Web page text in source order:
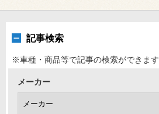
記事検索
※車種・商品等で記事の検索ができます
メーカー